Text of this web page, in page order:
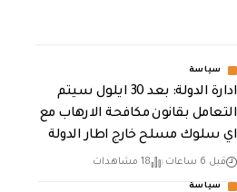
سياسة
ادارة الدولة: بعد 30 ايلول سيتم
التعامل بقانون مكافحة الارهاب مع
اي سلوك مسلح خارج اطار الدولة
قبل 6 ساعات 18 مشاهدات
سياسة